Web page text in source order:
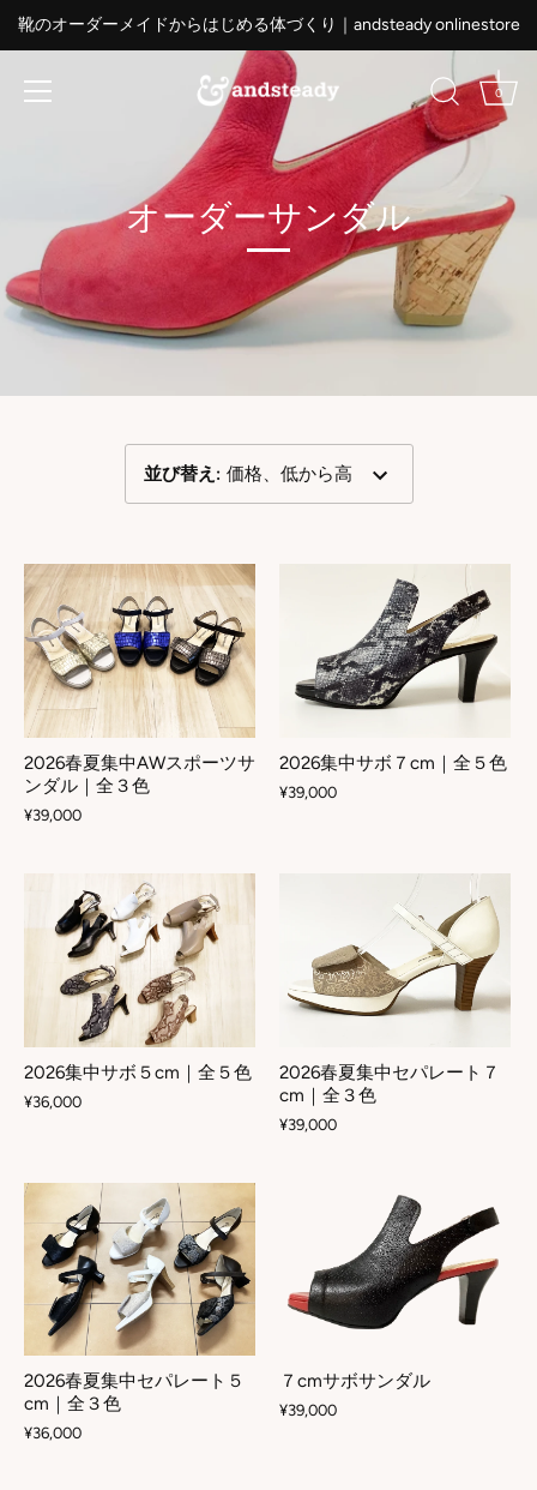
靴のオーダーメイドからはじめる体づくり｜andsteady onlinestore
0
オーダーサンダル
並び替え : 価格、低から高
2026春夏集中AWスポーツサ
ンダル｜全３色
¥39,000
2026集中サボ７cm｜全５色
¥39,000
2026集中サボ５cm｜全５色
¥36,000
2026春夏集中セパレート７
cm｜全３色
¥39,000
2026春夏集中セパレート５
cm｜全３色
¥36,000
７cmサボサンダル
¥39,000